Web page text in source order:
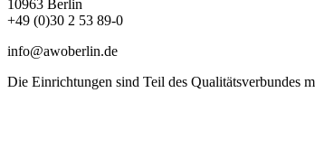
10963 Berlin
+49 (0)30 2 53 89-0
info@awoberlin.de
Die Einrichtungen sind Teil des Qualitätsverbundes